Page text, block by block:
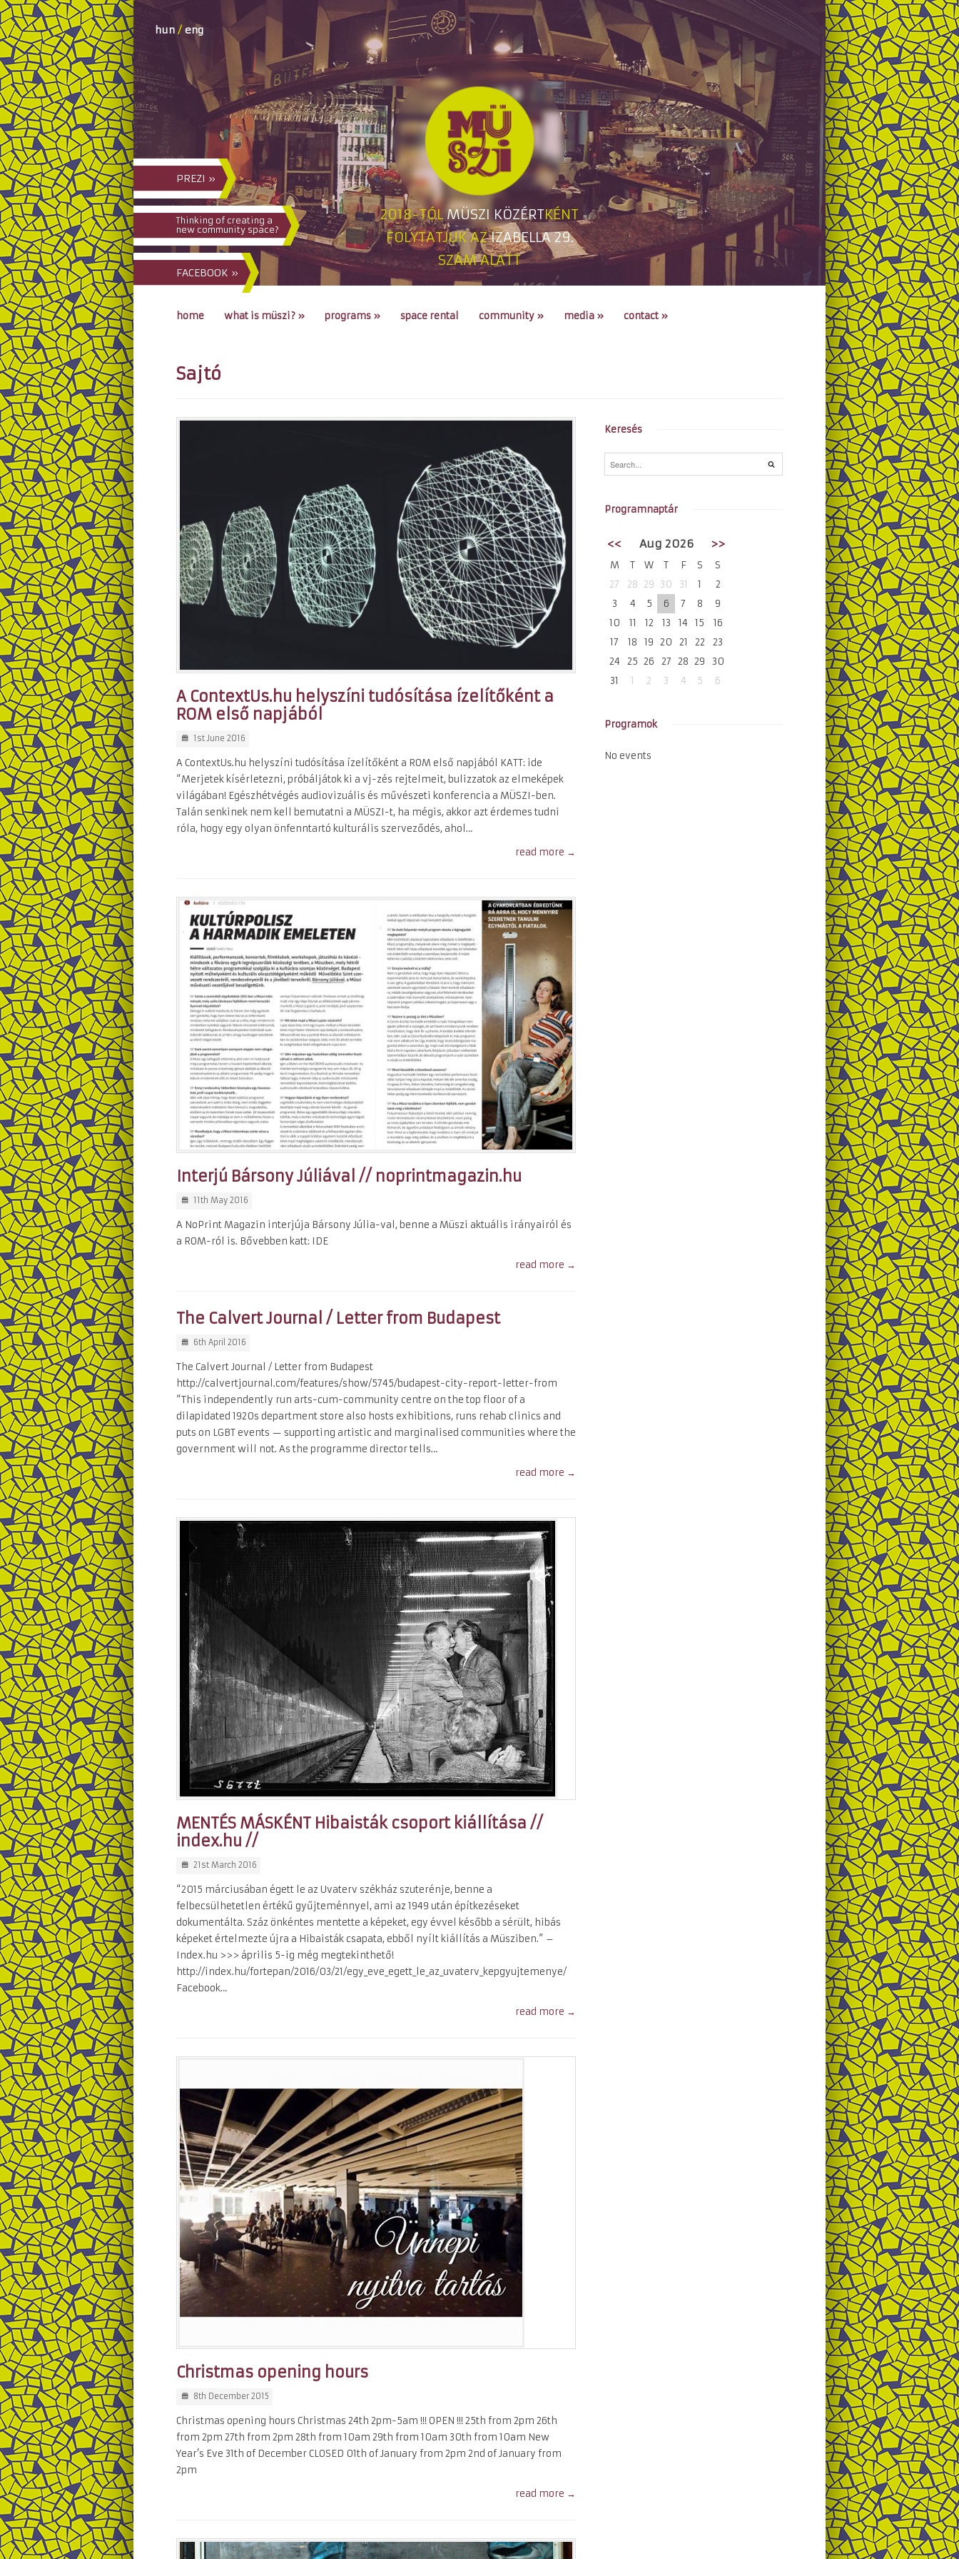
2018-TÓLMÜSZI KÖZÉRTKÉNT
FOLYTATJUK AZIZABELLA 29.
SZÁM ALATT
hun / eng
PREZI »
Thinking of creating a
new community space?
FACEBOOK »
home what is müszi? » programs » space rental community » media » contact »
Sajtó
A ContextUs.hu helyszíni tudósítása ízelítőként a
ROM első napjából
1st June 2016
A ContextUs.hu helyszíni tudósítása ízelítőként a ROM első napjából KATT: ide
“Merjetek kísérletezni, próbáljátok ki a vj-zés rejtelmeit, bulizzatok az elmeképek
világában! Egészhétvégés audiovizuális és művészeti konferencia a MÜSZI-ben.
Talán senkinek nem kell bemutatni a MÜSZI-t, ha mégis, akkor azt érdemes tudni
róla, hogy egy olyan önfenntartó kulturális szerveződés, ahol…
read more →
Interjú Bársony Júliával // noprintmagazin.hu
11th May 2016
A NoPrint Magazin interjúja Bársony Júlia-val, benne a Müszi aktuális irányairól és
a ROM-ról is. Bővebben katt: IDE
read more →
The Calvert Journal / Letter from Budapest
6th April 2016
The Calvert Journal / Letter from Budapest
http://calvertjournal.com/features/show/5745/budapest-city-report-letter-from
“This independently run arts-cum-community centre on the top floor of a
dilapidated 1920s department store also hosts exhibitions, runs rehab clinics and
puts on LGBT events — supporting artistic and marginalised communities where the
government will not. As the programme director tells…
read more →
MENTÉS MÁSKÉNT Hibaisták csoport kiállítása //
index.hu //
21st March 2016
“2015 márciusában égett le az Uvaterv székház szuterénje, benne a
felbecsülhetetlen értékű gyűjteménnyel, ami az 1949 után építkezéseket
dokumentálta. Száz önkéntes mentette a képeket, egy évvel később a sérült, hibás
képeket értelmezte újra a Hibaisták csapata, ebből nyílt kiállítás a Müsziben.” –
Index.hu >>> április 5-ig még megtekinthető!
http://index.hu/fortepan/2016/03/21/egy_eve_egett_le_az_uvaterv_kepgyujtemenye/
Facebook…
read more →
Christmas opening hours
8th December 2015
Christmas opening hours Christmas 24th 2pm-5am !!! OPEN !!! 25th from 2pm 26th
from 2pm 27th from 2pm 28th from 10am 29th from 10am 30th from 10am New
Year’s Eve 31th of December CLOSED 01th of January from 2pm 2nd of January from
2pm
read more →
Keresés
Programnaptár
<< Aug 2026 >>
M T W T F S
S
27
28 29 30 31 1
2
3
4 5 6 7 8
9
10
11 12 13 14 15
16
17
18 19 20 21 22
23
24
25 26 27 28 29
30
31
1 2 3 4 5 6
Programok
No events